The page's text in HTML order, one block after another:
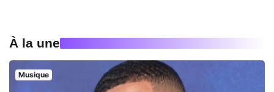
À la une
Musique